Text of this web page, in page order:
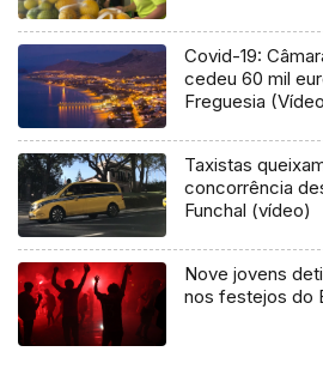
Covid-19:
cedeu 60 mil
Freguesia
Taxistas
concorrência
Funchal (vídeo)
Nove jovens
nos festejos do